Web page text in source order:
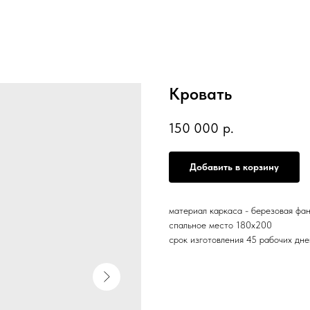
Кровать
150 000 р.
Добавить в корзину
материал каркаса - березовая
спальное место 180х200
срок изготовления 45 рабочих